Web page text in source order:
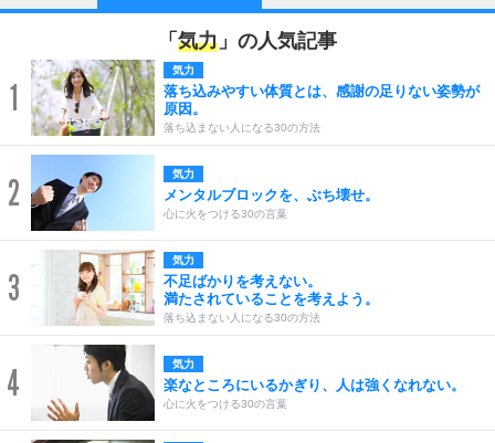
「 気力 」の人気記事
1
気力
落ち込みやすい体質とは、感謝の足りない姿勢が
原因。
落ち込まない人になる30の方法
2 気力
メンタルブロックを、ぶち壊せ。
心に火をつける30の言葉
3
気力
不足ばかりを考えない。
満たされていることを考えよう。
落ち込まない人になる30の方法
4 気力
楽なところにいるかぎり、人は強くなれない。
心に火をつける30の言葉